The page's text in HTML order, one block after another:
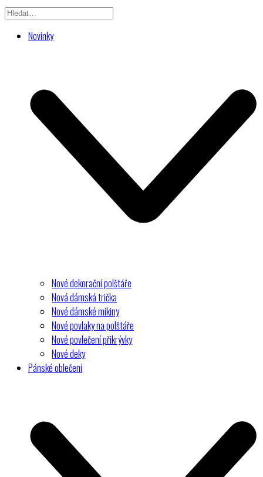
Novinky
Nové dekorační polštáře
Nová dámská trička
Nové dámské mikiny
Nové povlaky na polštáře
Nové povlečení přikrývky
Nové deky
Pánské oblečení